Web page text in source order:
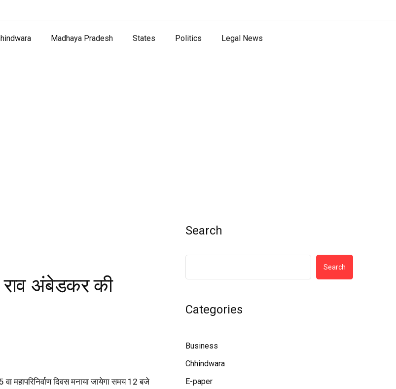
Madhaya Pradesh States Politics Legal News
राव अंबेडकर की
वा महापरिनिर्वाण दिवस मनाया जायेगा समय 12 बजे
Search
Search
Categories
Business
Chhindwara
E-paper